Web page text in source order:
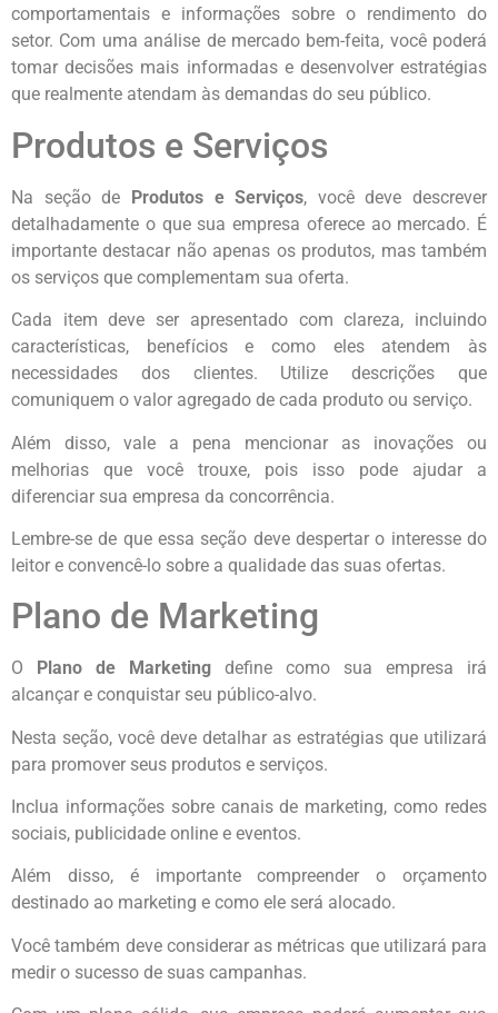
comportamentais e informações sobre o rendimento do
setor. Com uma análise de mercado bem-feita, você poderá
tomar decisões mais informadas e desenvolver estratégias
que realmente atendam às demandas do seu público.
Produtos e Serviços
Na seção de Produtos e Serviços, você deve descrever
detalhadamente o que sua empresa oferece ao mercado. É
importante destacar não apenas os produtos, mas também
os serviços que complementam sua oferta.
Cada item deve ser apresentado com clareza, incluindo
características, benefícios e como eles atendem às
necessidades dos clientes. Utilize descrições que
comuniquem o valor agregado de cada produto ou serviço.
Além disso, vale a pena mencionar as inovações ou
melhorias que você trouxe, pois isso pode ajudar a
diferenciar sua empresa da concorrência.
Lembre-se de que essa seção deve despertar o interesse do
leitor e convencê-lo sobre a qualidade das suas ofertas.
Plano de Marketing
O Plano de Marketing define como sua empresa irá
alcançar e conquistar seu público-alvo.
Nesta seção, você deve detalhar as estratégias que utilizará
para promover seus produtos e serviços.
Inclua informações sobre canais de marketing, como redes
sociais, publicidade online e eventos.
Além disso, é importante compreender o orçamento
destinado ao marketing e como ele será alocado.
Você também deve considerar as métricas que utilizará para
medir o sucesso de suas campanhas.